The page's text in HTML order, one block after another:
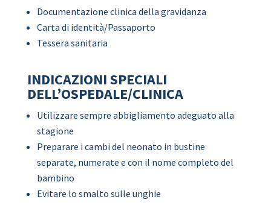
Documentazione clinica della gravidanza
Carta di identità/Passaporto
Tessera sanitaria
INDICAZIONI SPECIALI
DELL’OSPEDALE/CLINICA
Utilizzare sempre abbigliamento adeguato alla
stagione
Preparare i cambi del neonato in bustine
separate, numerate e con il nome completo del
bambino
Evitare lo smalto sulle unghie